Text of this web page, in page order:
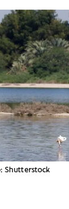
Shutterstock